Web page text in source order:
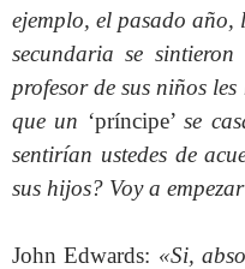
ejemplo, el pasado año,
secundaria se
profesor de sus niños
que un ‘príncipe’se
sentirían ustedes de
sus hijos? Voy a
John Edwards: «Si,